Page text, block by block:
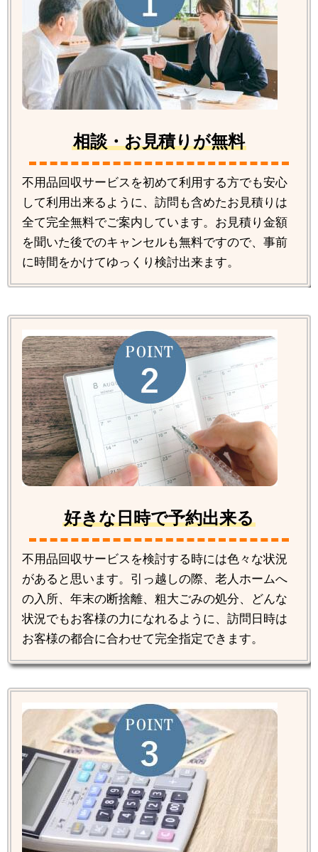
相談・お見積りが無料
不用品回収サービスを初めて利用する方でも安心
して利用出来るように、訪問も含めたお見積りは
全て完全無料でご案内しています。お見積り金額
を聞いた後でのキャンセルも無料ですので、事前
に時間をかけてゆっくり検討出来ます。
好きな日時で予約出来る
不用品回収サービスを検討する時には色々な状況
があると思います。引っ越しの際、老人ホームへ
の入所、年末の断捨離、粗大ごみの処分、どんな
状況でもお客様の力になれるように、訪問日時は
お客様の都合に合わせて完全指定できます。